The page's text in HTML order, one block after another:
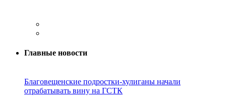
Главные новости
Благовещенские подростки-хулиганы начали
отрабатывать вину на ГСТК